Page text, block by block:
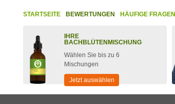
STARTSEITE BEWERTUNGEN HÄUFIGE FRAGEN
IHRE
BACHBLÜTENMISCHUNG
Wählen Sie bis zu 6
Mischungen
Jetzt auswählen